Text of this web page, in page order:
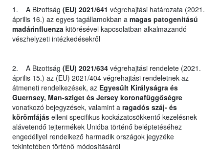
1. A Bizottság (EU) 2021/641 végrehajtási határozata (2021.
április 16.) az egyes tagállamokban a magas patogenitású
madárinfluenza kitörésével kapcsolatban alkalmazandó
vészhelyzeti intézkedésekről
2. A Bizottság (EU) 2021/634 végrehajtási rendelete (2021.
április 15.) az (EU) 2021/404 végrehajtási rendeletnek az
átmeneti rendelkezések, az Egyesült Királyságra és
Guernsey, Man-sziget és Jersey koronafüggőségre
vonatkozó bejegyzések, valamint a ragadós száj- és
körömfájás elleni specifikus kockázatcsökkentő kezelésnek
alávetendő tejtermékek Unióba történő beléptetéséhez
engedéllyel rendelkező harmadik országok jegyzéke
tekintetében történő módosításáról